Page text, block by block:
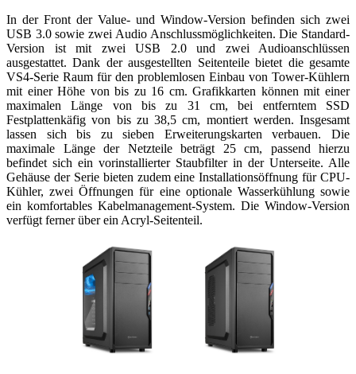
In der Front der Value- und Window-Version befinden sich zwei
USB 3.0 sowie zwei Audio Anschlussmöglichkeiten. Die Standard-
Version ist mit zwei USB 2.0 und zwei Audioanschlüssen
ausgestattet. Dank der ausgestellten Seitenteile bietet die gesamte
VS4-Serie Raum für den problemlosen Einbau von Tower-Kühlern
mit einer Höhe von bis zu 16 cm. Grafikkarten können mit einer
maximalen Länge von bis zu 31 cm, bei entferntem SSD
Festplattenkäfig von bis zu 38,5 cm, montiert werden. Insgesamt
lassen sich bis zu sieben Erweiterungskarten verbauen. Die
maximale Länge der Netzteile beträgt 25 cm, passend hierzu
befindet sich ein vorinstallierter Staubfilter in der Unterseite. Alle
Gehäuse der Serie bieten zudem eine Installationsöffnung für CPU-
Kühler, zwei Öffnungen für eine optionale Wasserkühlung sowie
ein komfortables Kabelmanagement-System. Die Window-Version
verfügt ferner über ein Acryl-Seitenteil.